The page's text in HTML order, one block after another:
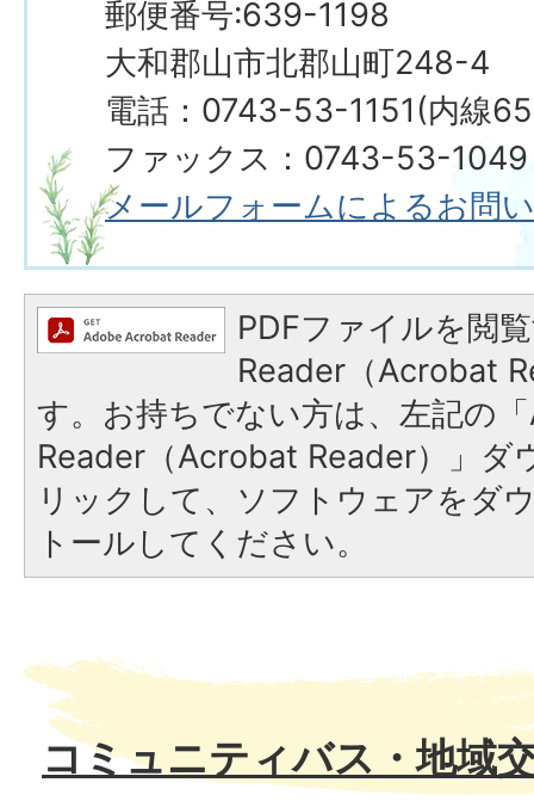
郵便番号:639-1198
大和郡山市北郡山町248-4
電話：0743-53-1151(内線
ファックス：0743-53-1049
メールフォームによるお問
PDFファイルを閲
Reader（Acrobat
す。お持ちでない方は、左記の
Reader（Acrobat Reader）」ダ
リックして、ソフトウェアをダ
トールしてください。
コミュニティバス・地域